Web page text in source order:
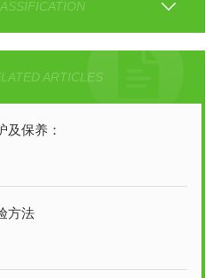
ARTICLES
及保养：
方法